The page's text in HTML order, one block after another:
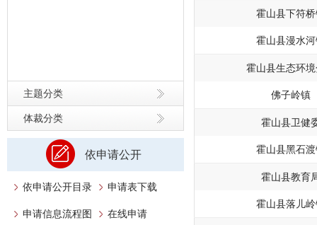
主题分类
体裁分类
依申请公开
依申请公开目录 申请表下载
申请信息流程图 在线申请
霍山县下符
霍山县漫水
霍山县生态环
佛子岭镇
霍山县卫健
霍山县黑石
霍山县教育
霍山县落儿